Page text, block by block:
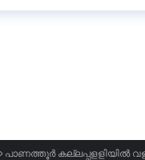
പാണത്തൂർ കല്ലപ്പളളിയിൽ